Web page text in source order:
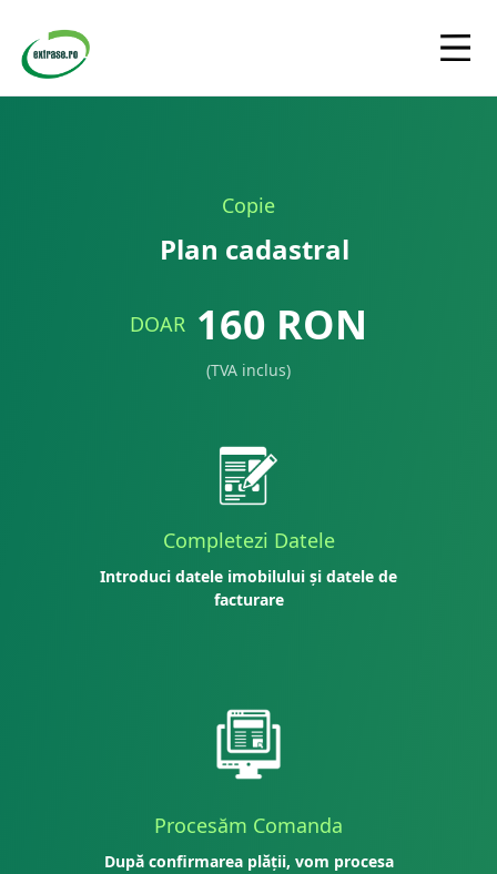
Copie
Plan cadastral
DOAR 160 RON
(TVA inclus)
Completezi Datele
Introduci datele imobilului și datele de
facturare
Procesăm Comanda
După confirmarea plății, vom procesa